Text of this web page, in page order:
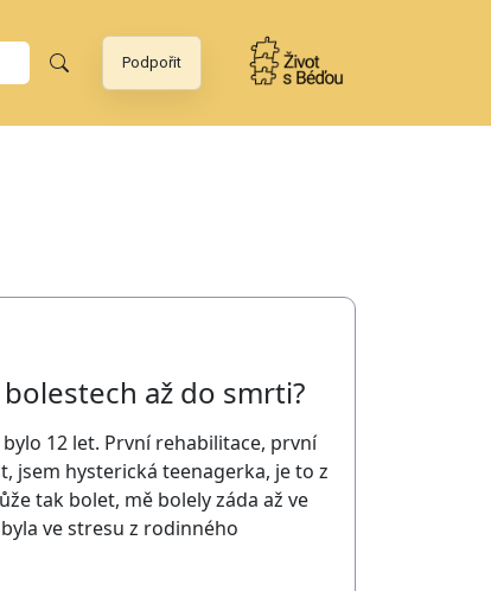
Podpořit
až do smrti?
12 let. První rehabilitace, první
jsem hysterická teenagerka, je to z
tak bolet, mě bolely záda až ve
ve stresu z rodinného